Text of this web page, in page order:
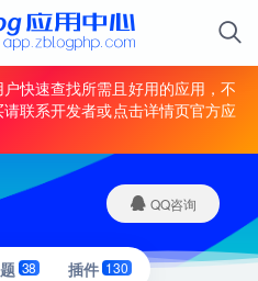
快速查找所需且好用的应用，不
联系开发者或点击详情页官方应
QQ咨询
38 插件 130